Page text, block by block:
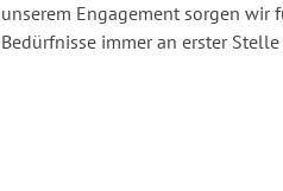
unserem Engagement sorgen wir
Bedürfnisse immer an erster